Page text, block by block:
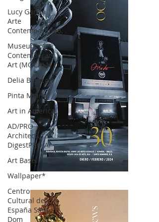
Lucy García |
Arte
Contemporáneo.
Museum of
Contemporary
Art (MOCA) N
Delia Blanco
Pinta Miami
Art in America
AD/PRO
Architectural
DigestPRO Ar
Art Basel
Wallpaper*
Centro
Cultural de
España Santo
Dom
OCA|News 30 /Enero-Febrero / 2024